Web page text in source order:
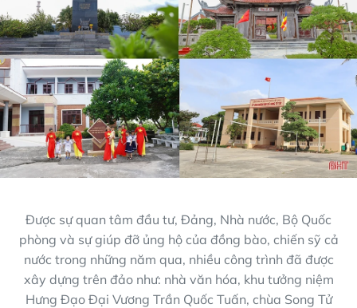
Được sự quan tâm đầu tư, Đảng, Nhà nước, Bộ Quốc
phòng và sự giúp đỡ ủng hộ của đồng bào, chiến sỹ cả
nước trong những năm qua, nhiều công trình đã được
xây dựng trên đảo như: nhà văn hóa, khu tưởng niệm
Hưng Đạo Đại Vương Trần Quốc Tuấn, chùa Song Tử